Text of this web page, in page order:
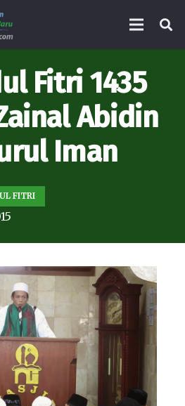
Fitri 1435
Abidin
Iman
FITRI